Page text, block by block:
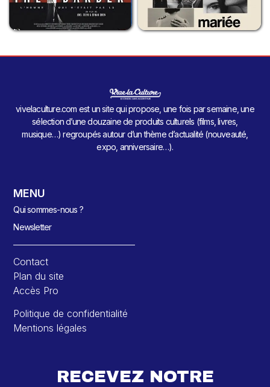
vivelaculture.com est un site qui propose, une fois par semaine, une
sélection d’une douzaine de produits culturels (films, livres,
musique…) regroupés autour d’un thème d’actualité (nouveauté,
expo, anniversaire…).
MENU
Qui sommes-nous ?
Newsletter
Contact
Plan du site
Accès Pro
Politique de confidentialité
Mentions légales
RECEVEZ NOTRE